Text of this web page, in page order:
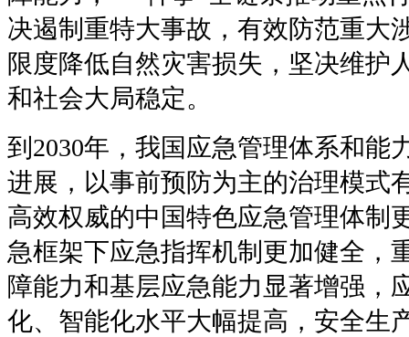
决遏制重特大事故，有效防范重大
限度降低自然灾害损失，坚决维护
和社会大局稳定。
到 2030年，我国应急管理体系和能
进展，以事前预防为主的治理模式
高效权威的中国特色应急管理体制
急框架下应急指挥机制更加健全，
障能力和基层应急能力显著增强，
化、智能化水平大幅提高，安全生